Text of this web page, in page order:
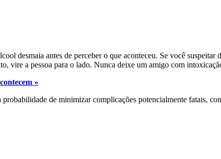
desmaia antes de perceber o que aconteceu. Se você
vire a pessoa para o lado. Nunca deixe um amigo com
»
de minimizar complicações potencialmente fatais,